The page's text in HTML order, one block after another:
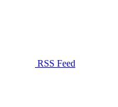
RSS Feed